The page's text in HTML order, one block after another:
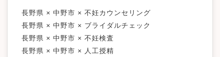
不妊カウンセリング ブライダルチェック
タイミング療法
人工授精 体外受精
先進医療
男性不妊/無精子症
長野県 × 中野市 × 不妊カウンセリング
長野県 × 中野市 × ブライダルチェック
長野県 × 中野市 × 不妊検査
長野県 × 中野市 × 人工授精